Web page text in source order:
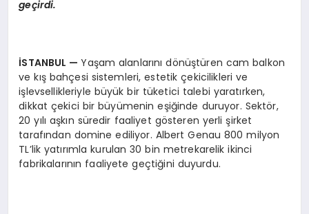
geçirdi.
İSTANBUL —Yaşam alanlarını dönüştüren cam balkon
ve kış bahçesi sistemleri, estetik çekicilikleri ve
işlevsellikleriyle büyük bir tüketici talebi yaratırken,
dikkat çekici bir büyümenin eşiğinde duruyor. Sektör,
20 yılı aşkın süredir faaliyet gösteren yerli şirket
tarafından domine ediliyor. Albert Genau 800 milyon
TL’lik yatırımla kurulan 30 bin metrekarelik ikinci
fabrikalarının faaliyete geçtiğini duyurdu.